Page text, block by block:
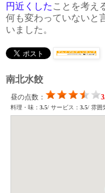
円近くした ことを考え
何も変わっていないと
いました。
南北水餃